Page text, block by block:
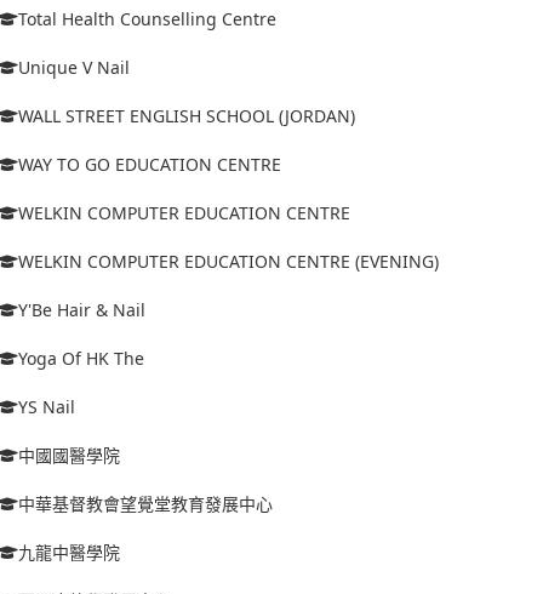
Total Health Counselling Centre
Unique V Nail
WALL STREET ENGLISH SCHOOL (JORDAN)
WAY TO GO EDUCATION CENTRE
WELKIN COMPUTER EDUCATION CENTRE
WELKIN COMPUTER EDUCATION CENTRE (EVENING)
Y'Be Hair & Nail
Yoga Of HK The
YS Nail
中國國醫學院
中華基督教會望覺堂教育發展中心
九龍中醫學院